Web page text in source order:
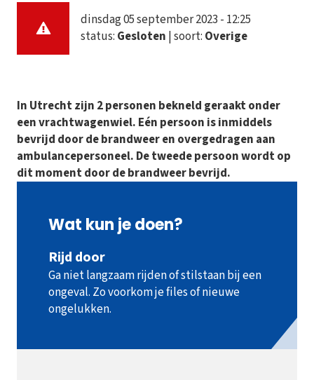
dinsdag 05 september 2023 - 12:25
status: Gesloten | soort: Overige
In Utrecht zijn 2 personen bekneld geraakt onder
een vrachtwagenwiel. Eén persoon is inmiddels
bevrijd door de brandweer en overgedragen aan
ambulancepersoneel. De tweede persoon wordt op
dit moment door de brandweer bevrijd.
Wat kun je doen?
Rijd door
Ga niet langzaam rijden of stilstaan bij een
ongeval. Zo voorkom je files of nieuwe
ongelukken.